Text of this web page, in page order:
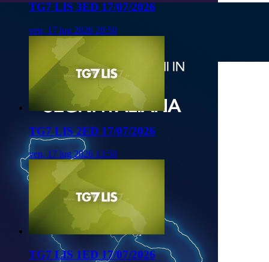
TG7 LIS 3ED 17/07/2026
ven, 17 lug 2026 20:50
TG7 LIS 2ED 17/07/2026
ven, 17 lug 2026 13:50
TG7 LIS 1ED 17/07/2026